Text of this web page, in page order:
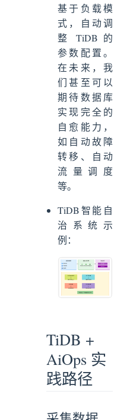
基于负载模
式，自动调
整 TiDB 的
参数配置。
在未来，我
们甚至可以
期待数据库
实现完全的
自愈能力，
如自动故障
转移、自动
流量调度
等。
TiDB智能自
治系统示
例：
TiDB +
AiOps 实
践路径